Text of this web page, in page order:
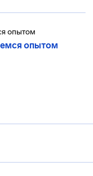
опытом